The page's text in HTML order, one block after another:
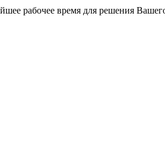
рабочее время для решения